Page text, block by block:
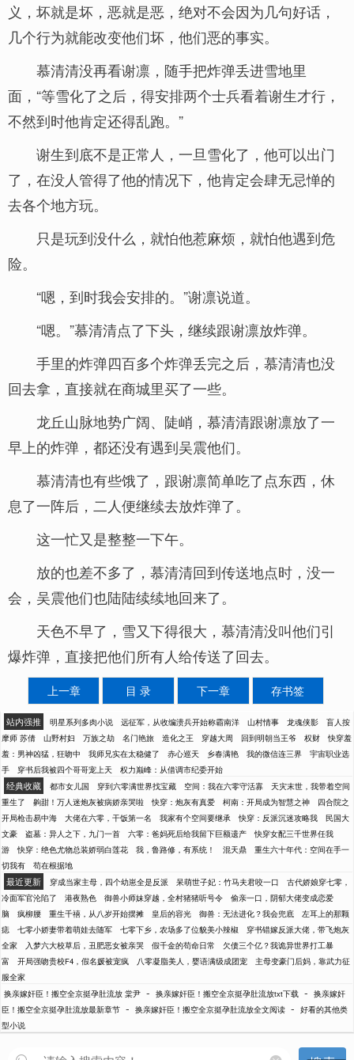
义，坏就是坏，恶就是恶，绝对不会因为几句好话，
几个行为就能改变他们坏，他们恶的事实。
慕清清没再看谢凛，随手把炸弹丢进雪地里
面，“等雪化了之后，得安排两个士兵看着谢生才行，
不然到时他肯定还得乱跑。”
谢生到底不是正常人，一旦雪化了，他可以出门
了，在没人管得了他的情况下，他肯定会肆无忌惮的
去各个地方玩。
只是玩到没什么，就怕他惹麻烦，就怕他遇到危
险。
“嗯，到时我会安排的。”谢凛说道。
“嗯。”慕清清点了下头，继续跟谢凛放炸弹。
手里的炸弹四百多个炸弹丢完之后，慕清清也没
回去拿，直接就在商城里买了一些。
龙丘山脉地势广阔、陡峭，慕清清跟谢凛放了一
早上的炸弹，都还没有遇到吴震他们。
慕清清也有些饿了，跟谢凛简单吃了点东西，休
息了一阵后，二人便继续去放炸弹了。
这一忙又是整整一下午。
放的也差不多了，慕清清回到传送地点时，没一
会，吴震他们也陆陆续续地回来了。
天色不早了，雪又下得很大，慕清清没叫他们引
爆炸弹，直接把他们所有人给传送了回去。
上一章 目 录 下一章 存书签
站内强推 明星系列多肉小说 远征军，从收编溃兵开始称霸南洋 山村情事 龙魂侠影
盲人按
摩师 苏倩
山野村妇 万族之劫 名门艳旅 造化之王 穿越大周 回到明朝当王爷 权财
快穿羞
羞：男神凶猛，狂吻中
我师兄实在太稳健了 赤心巡天 乡春满艳 我的微信连三界
宇宙职业选
手
穿书后我被四个哥哥宠上天 权力巅峰：从借调市纪委开始
经典收藏 都市女儿国 穿到六零满世界找宝藏 空间：我在六零守活寡
天灾末世，我带着空间
重生了
齁甜！万人迷炮灰被病娇亲哭啦 快穿：炮灰有真爱 柯南：开局成为智慧之神
四合院之
开局枪击易中海
大佬在六零，干饭第一名 我家有个空间要继承 快穿：反派沉迷攻略我
民国大
文豪
盗墓：异人之下，九门一首 六零：爸妈死后给我留下巨额遗产
快穿女配三千世界任我
游
快穿：绝色尤物总装娇弱白莲花 我，鲁路修，有系统！ 混天鼎
重生六十年代：空间在手一
切我有
苟在根据地
最近更新 穿成当家主母，四个幼崽全是反派 呆萌世子妃：竹马夫君咬一口
古代娇娘穿七零，
冷面军官沦陷了
港夜熟色 御兽小师妹穿越，全村猪猪听号令
偷亲一口，阴郁大佬变成恋爱
脑
疯柳腰 重生千禧，从八岁开始摆摊 皇后的容光 御兽：无法进化？我会兜底
左耳上的那颗
痣
七零小娇妻带着萌娃去随军 七零下乡，农场多了位貌美小辣椒
穿书错嫁反派大佬，带飞炮灰
全家
入梦六大校草后，丑肥恶女被亲哭 假千金的苟命日常
欠债三个亿？我诡异世界打工暴
富
开局强吻贵校F4，假名媛被宠疯 八零凝脂美人，婴语满级成团宠
主母变豪门后妈，靠武力征
服全家
换亲嫁奸臣！搬空全京挺孕肚流放 棠尹 - 换亲嫁奸臣！搬空全京挺孕肚流放txt下载 - 换亲嫁奸
臣！搬空全京挺孕肚流放最新章节 - 换亲嫁奸臣！搬空全京挺孕肚流放全文阅读 - 好看的其他类
型小说